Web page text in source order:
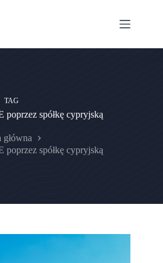
TAG
poprzez spółkę cypryjską
główna
poprzez spółkę cypryjską